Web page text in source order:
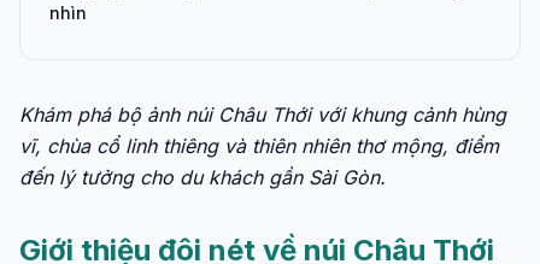
nhìn
Khám phá bộ ảnh núi Châu Thới với khung cảnh hùng
vĩ, chùa cổ linh thiêng và thiên nhiên thơ mộng, điểm
đến lý tưởng cho du khách gần Sài Gòn.
Giới thiệu đôi nét về núi Châu Thới